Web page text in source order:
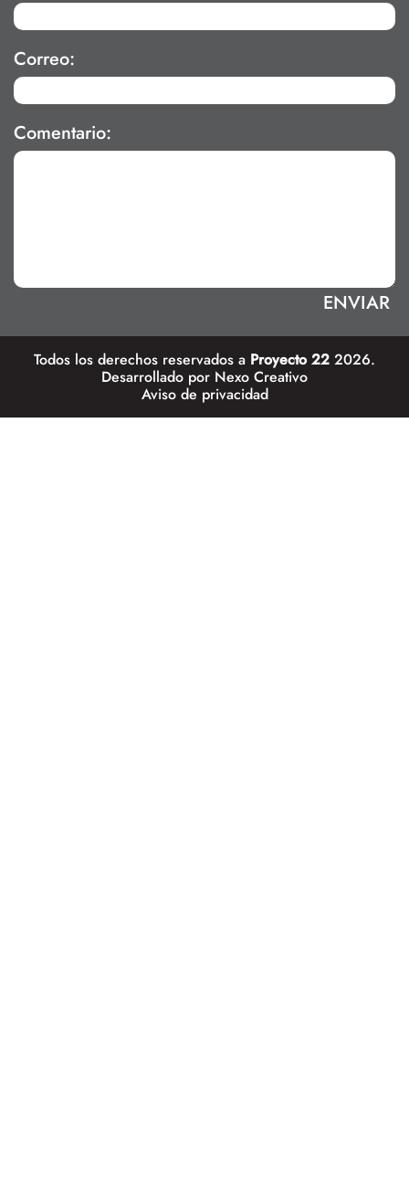
Correo:
Comentario:
Todos los derechos reservados a Proyecto 22 2026.
Desarrollado por Nexo Creativo
Aviso de privacidad